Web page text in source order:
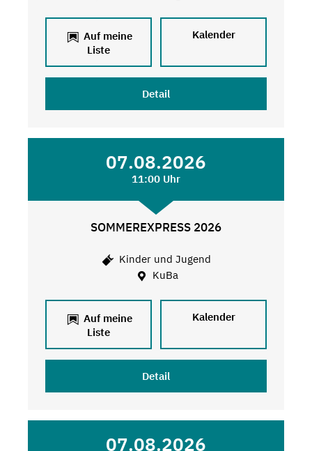
Auf meine
Liste
Kalender
Detail
07.08.2026
11:00 Uhr
SOMMEREXPRESS 2026
Kinder und Jugend
KuBa
Auf meine
Liste
Kalender
Detail
07.08.2026